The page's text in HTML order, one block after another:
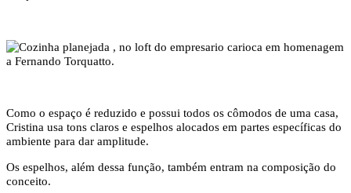
Como o espaço é reduzido e possui todos os cômodos de uma casa,
Cristina usa tons claros e espelhos alocados em partes específicas do
ambiente para dar amplitude.
Os espelhos, além dessa função, também entram na composição do
conceito.